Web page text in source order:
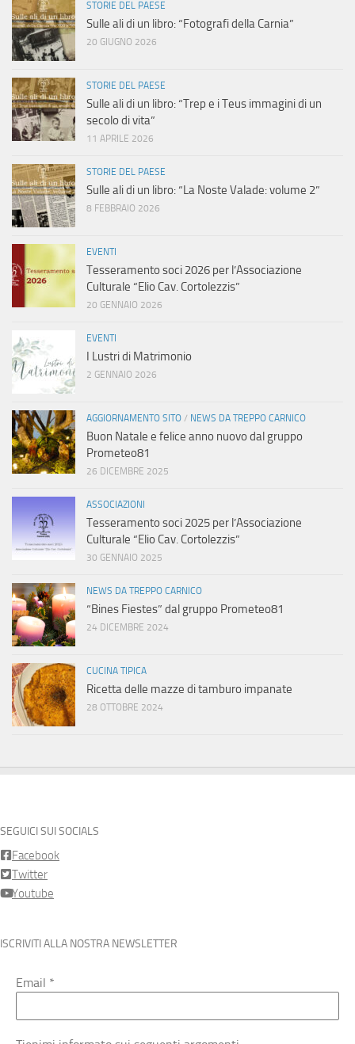
STORIE DEL PAESE
Sulle ali di un libro: “Fotografi della Carnia”
20 GIUGNO 2026
STORIE DEL PAESE
Sulle ali di un libro: “Trep e i Teus immagini di un
secolo di vita”
11 APRILE 2026
STORIE DEL PAESE
Sulle ali di un libro: “La Noste Valade: volume 2”
8 FEBBRAIO 2026
EVENTI
Tesseramento soci 2026 per l’Associazione
Culturale “Elio Cav. Cortolezzis”
20 GENNAIO 2026
EVENTI
I Lustri di Matrimonio
2 GENNAIO 2026
AGGIORNAMENTO SITO / NEWS DA TREPPO CARNICO
Buon Natale e felice anno nuovo dal gruppo
Prometeo81
26 DICEMBRE 2025
ASSOCIAZIONI
Tesseramento soci 2025 per l’Associazione
Culturale “Elio Cav. Cortolezzis”
30 GENNAIO 2025
NEWS DA TREPPO CARNICO
“Bines Fiestes” dal gruppo Prometeo81
24 DICEMBRE 2024
CUCINA TIPICA
Ricetta delle mazze di tamburo impanate
28 OTTOBRE 2024
SEGUICI SUI SOCIALS
Facebook
Twitter
Youtube
ISCRIVITI ALLA NOSTRA NEWSLETTER
Email *